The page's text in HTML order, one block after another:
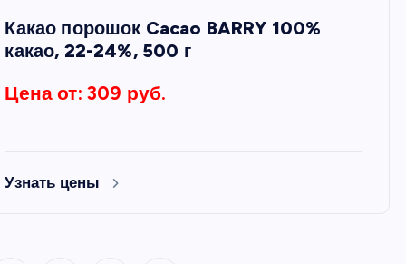
Какао порошок Cacao BARRY 100%
какао, 22-24%, 500 г
Цена от: 309 руб.
Узнать цены